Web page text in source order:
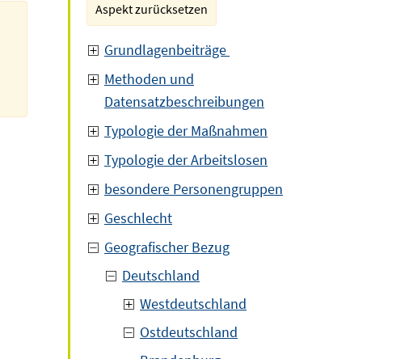
Aspekt zurücksetzen
Grundlagenbeiträge
Methoden und
Datensatzbeschreibungen
Typologie der Maßnahmen
Typologie der Arbeitslosen
besondere Personengruppen
Geschlecht
Geografischer Bezug
Deutschland
Westdeutschland
Ostdeutschland